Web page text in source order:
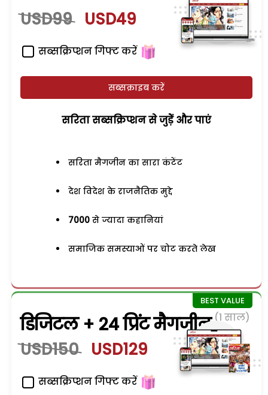
USD99 USD49
सब्सक्रिप्शन गिफ्ट करें
सब्सक्राइब करें
सरिता सब्सक्रिप्शन से जुड़ेें और पाएं
सरिता मैगजीन का सारा कंटेंट
देश विदेश के राजनैतिक मुद्दे
7000 से ज्यादा कहानियां
समाजिक समस्याओं पर चोट करते लेख
डिजिटल + 24 प्रिंट मैगजीन (1 साल)
USD150 USD129
सब्सक्रिप्शन गिफ्ट करें